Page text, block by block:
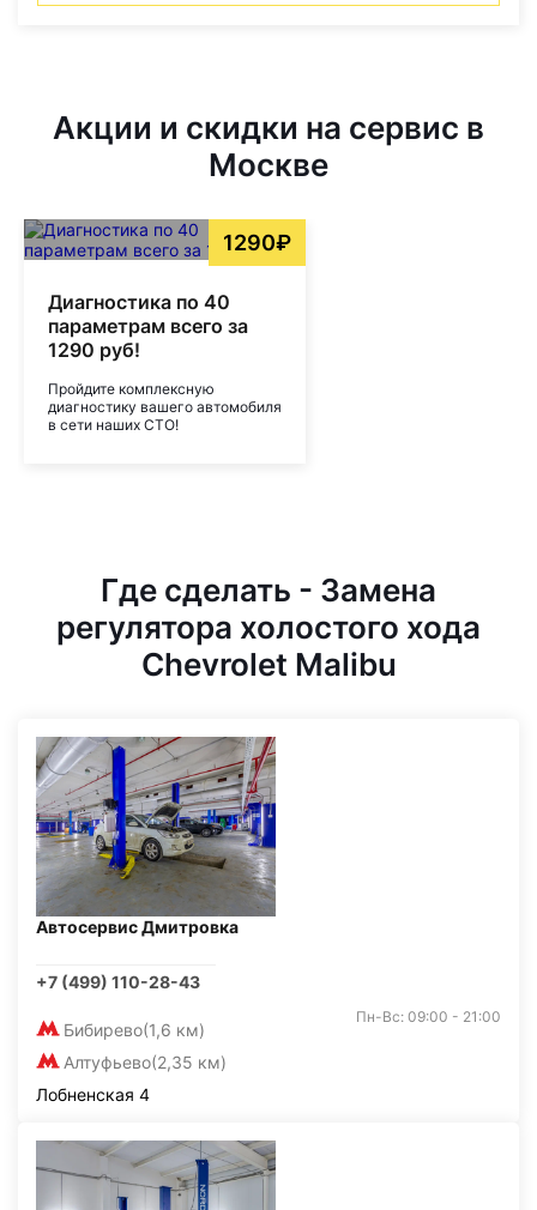
Акции и скидки на сервис в
Москве
1290₽
Диагностика по 40
параметрам всего за
1290 руб!
Пройдите комплексную
диагностику вашего автомобиля
в сети наших СТО!
Где сделать - Замена
регулятора холостого хода
Chevrolet Malibu
Автосервис Дмитровка
+7 (499) 110-28-43
Бибирево(1,6 км)
Алтуфьево(2,35 км)
Пн-Вс: 09:00 - 21:00
Лобненская 4